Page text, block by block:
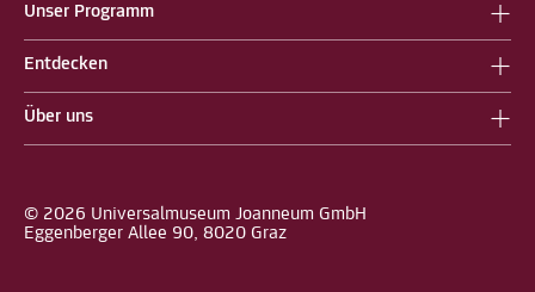
Unser Programm
Entdecken
Über uns
© 2026 Universalmuseum Joanneum GmbH
Eggenberger Allee 90, 8020 Graz